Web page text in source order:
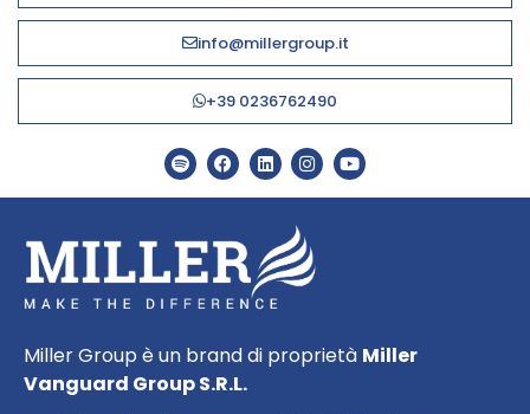
info@millergroup.it
+39 0236762490
Miller Group è un brand di proprietà Miller
Vanguard Group S.R.L.